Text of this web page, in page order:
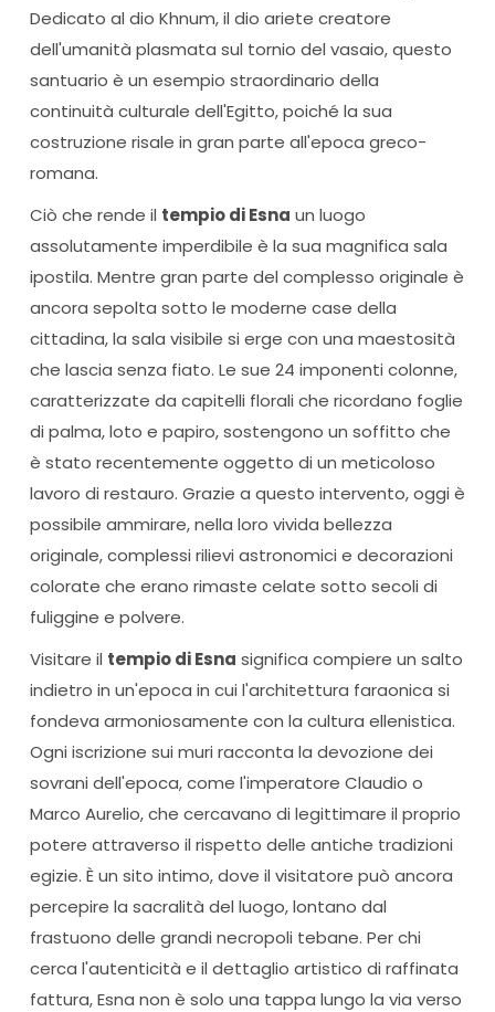
Dedicato al dio Khnum, il dio ariete creatore
dell'umanità plasmata sul tornio del vasaio, questo
santuario è un esempio straordinario della
continuità culturale dell'Egitto, poiché la sua
costruzione risale in gran parte all'epoca greco-
romana.
Ciò che rende il tempio di Esna un luogo
assolutamente imperdibile è la sua magnifica sala
ipostila. Mentre gran parte del complesso originale è
ancora sepolta sotto le moderne case della
cittadina, la sala visibile si erge con una maestosità
che lascia senza fiato. Le sue 24 imponenti colonne,
caratterizzate da capitelli florali che ricordano foglie
di palma, loto e papiro, sostengono un soffitto che
è stato recentemente oggetto di un meticoloso
lavoro di restauro. Grazie a questo intervento, oggi è
possibile ammirare, nella loro vivida bellezza
originale, complessi rilievi astronomici e decorazioni
colorate che erano rimaste celate sotto secoli di
fuliggine e polvere.
Visitare il tempio di Esna significa compiere un salto
indietro in un'epoca in cui l'architettura faraonica si
fondeva armoniosamente con la cultura ellenistica.
Ogni iscrizione sui muri racconta la devozione dei
sovrani dell'epoca, come l'imperatore Claudio o
Marco Aurelio, che cercavano di legittimare il proprio
potere attraverso il rispetto delle antiche tradizioni
egizie. È un sito intimo, dove il visitatore può ancora
percepire la sacralità del luogo, lontano dal
frastuono delle grandi necropoli tebane. Per chi
cerca l'autenticità e il dettaglio artistico di raffinata
fattura, Esna non è solo una tappa lungo la via verso